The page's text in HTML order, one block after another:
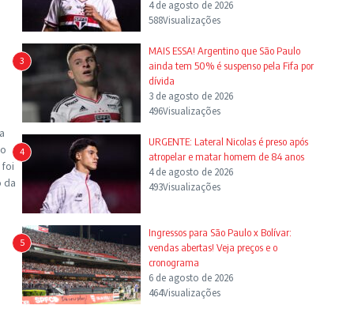
foi
da
4 de agosto de 2026
588Visualizações
3
MAIS ESSA! Argentino que São Paulo
ainda tem 50% é suspenso pela Fifa por
dívida
3 de agosto de 2026
496Visualizações
4
URGENTE: Lateral Nicolas é preso após
atropelar e matar homem de 84 anos
4 de agosto de 2026
493Visualizações
5
Ingressos para São Paulo x Bolívar:
vendas abertas! Veja preços e o
cronograma
6 de agosto de 2026
464Visualizações